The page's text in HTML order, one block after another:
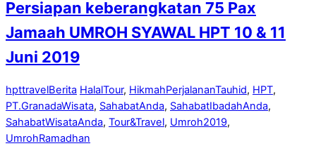
Persiapan keberangkatan 75 Pax
Jamaah UMROH SYAWAL HPT 10 & 11
Juni 2019
hpttravelBerita HalalTour, HikmahPerjalananTauhid, HPT,
PT.GranadaWisata, SahabatAnda, SahabatIbadahAnda,
SahabatWisataAnda, Tour&Travel, Umroh2019,
UmrohRamadhan